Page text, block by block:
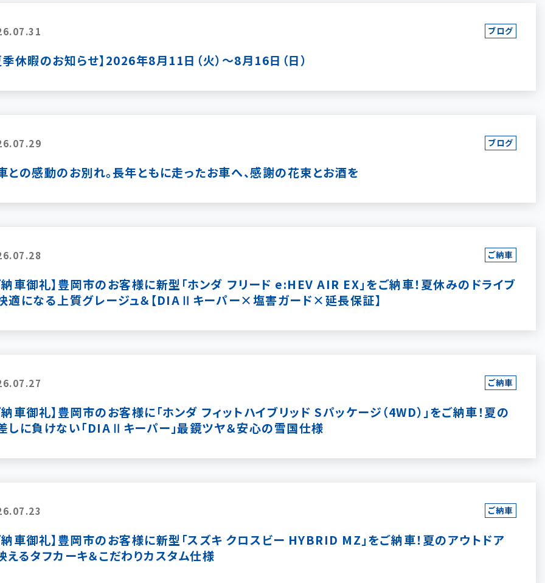
ブログ
季休暇のお知らせ】2026年8月11日（火）～8月16日（日）
ブログ
との感動のお別れ。長年ともに走ったお車へ、感謝の花束とお酒を
ご納車
納車御礼】豊岡市のお客様に新型「ホンダ フリード e:HEV AIR EX」をご納車！夏休みのドライブ
適になる上質グレージュ＆【DIAⅡキーパー×塩害ガード×延長保証】
ご納車
納車御礼】豊岡市のお客様に「ホンダ フィットハイブリッド Sパッケージ（4WD）」をご納車！夏の
しに負けない「DIAⅡキーパー」最鏡ツヤ＆安心の雪国仕様
ご納車
納車御礼】豊岡市のお客様に新型「スズキ クロスビー HYBRID MZ」をご納車！夏のアウトドア
えるタフカーキ＆こだわりカスタム仕様